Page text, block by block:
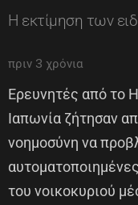
Η εκτίμηση των
πριν 3 χρόνια
Ερευνητές από το
Ιαπωνία ζήτησαν
νοημοσύνη να
του νοικοκυριού